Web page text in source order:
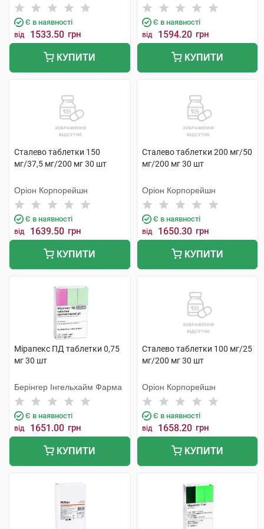
Є в наявності
від 1533.50 грн
КУПИТИ
Є в наявності
від 1594.20 грн
КУПИТИ
Сталево таблетки 150
мг/37,5 мг/200 мг 30 шт
Оріон Корпорейшн
Є в наявності
від 1639.50 грн
КУПИТИ
Сталево таблетки 200 мг/50
мг/200 мг 30 шт
Оріон Корпорейшн
Є в наявності
від 1650.30 грн
КУПИТИ
Мірапекс ПД таблетки 0,75
мг 30 шт
Берінгер Інгельхайм Фарма
Є в наявності
від 1651.00 грн
КУПИТИ
Сталево таблетки 100 мг/25
мг/200 мг 30 шт
Оріон Корпорейшн
Є в наявності
від 1658.20 грн
КУПИТИ